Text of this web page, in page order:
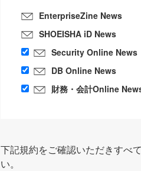
EnterpriseZine News
SHOEISHA iD News
Security Online News
DB Online News
財務・会計Online
下記規約をご確認いただきすべ
い。